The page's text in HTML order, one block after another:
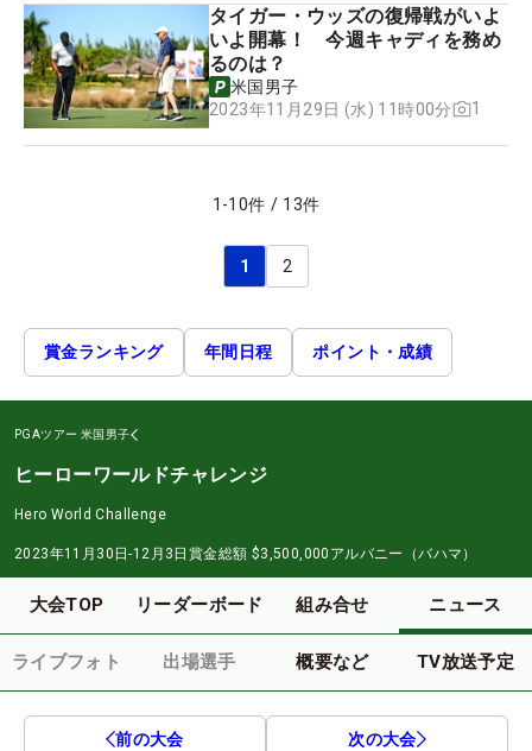
タイガー・ウッズの復帰戦がいよ
いよ開幕！ 今週キャディを務め
るのは？
米国男子
2023年11月29日 (水) 11時00分
1
1 -10件 / 13件
1 2
賞金ランキング 年間日程 ポイント・成績
PGAツアー 米国男子
ヒーローワールドチャレンジ
Hero World Challenge
2023年11月30日-12月3日 賞金総額 $3,500,000 アルバニー（バハマ）
大会TOP リーダーボード 組み合せ ニュース
ライブフォト 出場選手 概要など TV放送予定
前の大会 次の大会